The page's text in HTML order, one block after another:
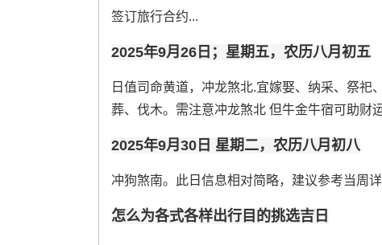
签订旅行合约...
2025年9月26日；星期五，农历八月初五
日值司命黄道，冲龙煞北.宜嫁娶、纳采、祭
葬、伐木。需注意冲龙煞北 但牛金牛宿可助财
2025年9月30日 星期二，农历八月初八
冲狗煞南。此日信息相对简略，建议参考当周
怎么为各式各样出行目的挑选吉日